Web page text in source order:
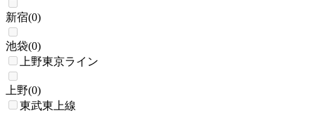
新宿(0)
池袋(0)
上野東京ライン
上野(0)
東武東上線